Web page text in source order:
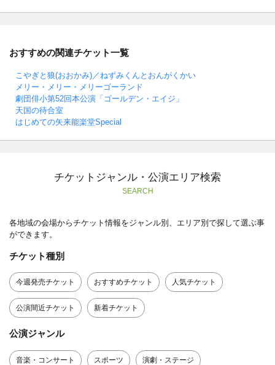
おすすめの関連チケット一覧
こやぎと狼(おおかみ)／ねずみくんとおんがくかい
メリー・メリー・メリーゴーランド
劇団俳小第52回本公演「ゴールデン・エイジ」
天国の待合室
はじめての矢来能楽堂Special
チケットジャンル・公演エリア検索
SEARCH
各地域の会場からチケット情報をジャンル別、エリア別で探して選ぶ事
ができます。
チケット種別
今週発売チケット おすすめチケット 人気チケット
公演間近チケット 新着チケット
公演ジャンル
音楽・コンサート スポーツ 演劇・ステージ